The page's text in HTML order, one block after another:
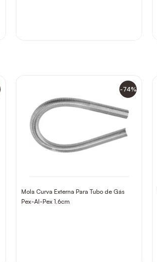
-74%
Mola Curva Externa Para Tubo de Gás
Pex-Al-Pex 1,6cm